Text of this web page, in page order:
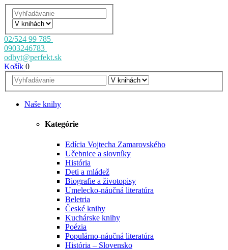
02/524 99 785
0903246783
odbyt@perfekt.sk
Košík 0
Naše knihy
Kategórie
Edícia Vojtecha Zamarovského
Učebnice a slovníky
História
Deti a mládež
Biografie a životopisy
Umelecko-náučná literatúra
Beletria
České knihy
Kuchárske knihy
Poézia
Populárno-náučná literatúra
História – Slovensko